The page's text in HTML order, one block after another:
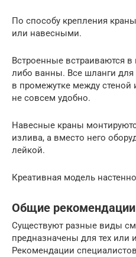
По способу крепления
или навесными.
Встроенные встраиваются
либо ванны. Все шланги
в промежутке между стеной
не совсем удобно.
Навесные краны
излива, а вместо него
лейкой.
Креативная модель
Общие рекомендации
Существуют разные виды
предназначены для тех или
Рекомендации